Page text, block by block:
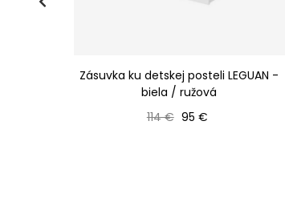
Zásuvka ku detskej posteli LEGUAN -
biela / ružová
Bežná cena
114 € Cena
95 €